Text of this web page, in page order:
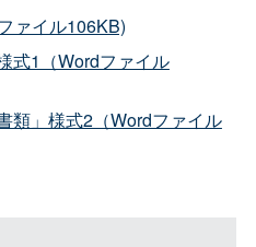
ァイル106KB)
式1（Wordファイル
類」様式2（Wordファイル